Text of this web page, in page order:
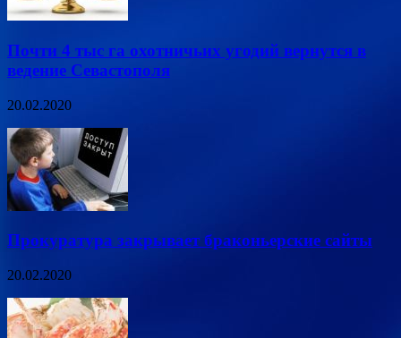
Почти 4 тыс га охотничьих угодий вернутся в
ведение Севастополя
20.02.2020
Прокуратура закрывает браконьерские сайты
20.02.2020